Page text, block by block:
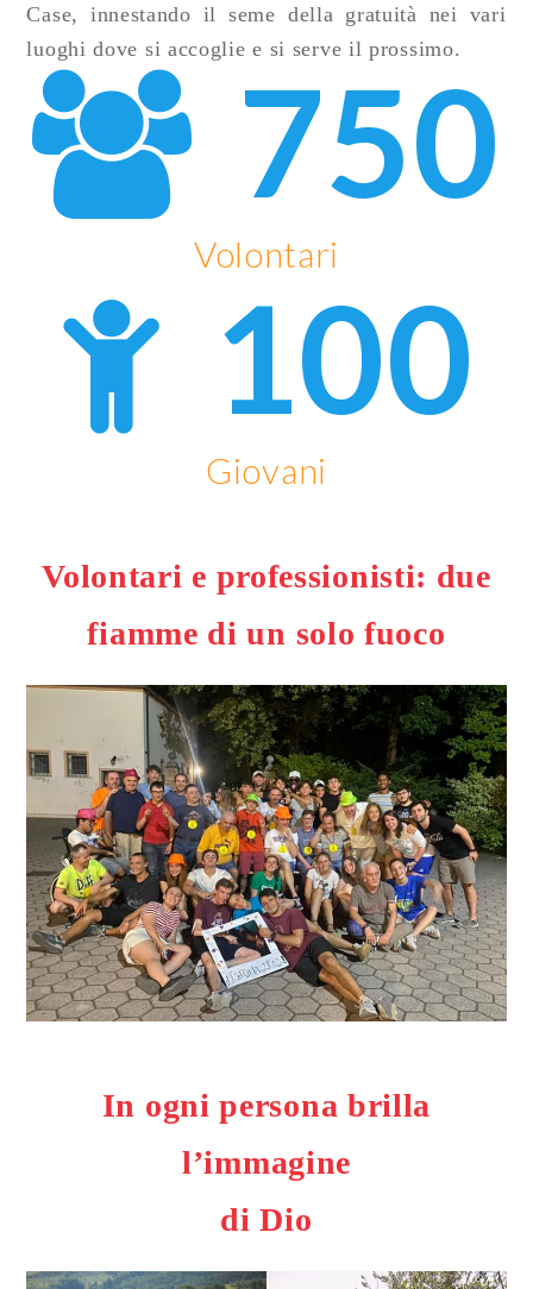
Case, innestando il seme della gratuità nei vari
luoghi dove si accoglie e si serve il prossimo.
750
Volontari
100
Giovani
Volontari e professionisti: due
fiamme di un solo fuoco
In ogni persona brilla
l’immagine
di Dio